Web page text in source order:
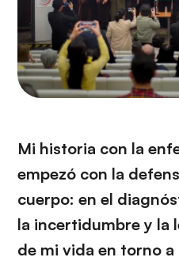
Mi historia con la
empezó con la
cuerpo: en el
la incertidumbre y la
de mi vida en torno